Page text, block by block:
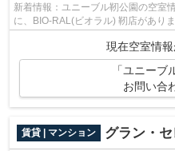
新着情報：ユニーブル靭公園の空室
に、BIO-RAL(ビオラル) 靭店があり
ショナブルに見せます。高ニーズな
現在空室情報
「ユニーブ
お問い合
賃貸 | マンション グラン・セ